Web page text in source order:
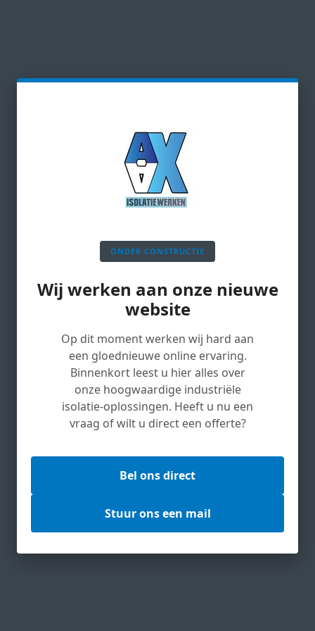
ONDER CONSTRUCTIE
Wij werken aan onze nieuwe
website
Op dit moment werken wij hard aan
een gloednieuwe online ervaring.
Binnenkort leest u hier alles over
onze hoogwaardige industriële
isolatie-oplossingen. Heeft u nu een
vraag of wilt u direct een offerte?
Bel ons direct
Stuur ons een mail